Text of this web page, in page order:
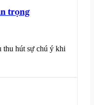
trọng
thu hút sự chú ý khi